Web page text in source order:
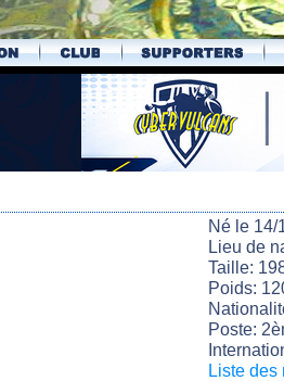
Né le 14/
Lieu de
Taille:
Poids:
Poste:
Liste des